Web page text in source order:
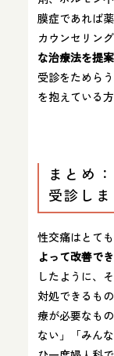
膜症であれば
カウンセリン
な治療法を提案
受診をためら
を抱えている
まとめ
受診しま
性交痛はとて
よって改善で
したように、
対処できるも
療が必要なも
ない」「みん